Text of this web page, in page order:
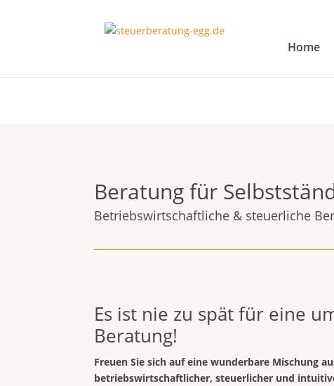
Home
Beratung für
Betriebswirtschaftliche & steuerliche
Es ist nie zu spät für eine
Beratung!
Freuen Sie sich auf eine wunderbare Mischung
betriebswirtschaftlicher, steuerlicher und